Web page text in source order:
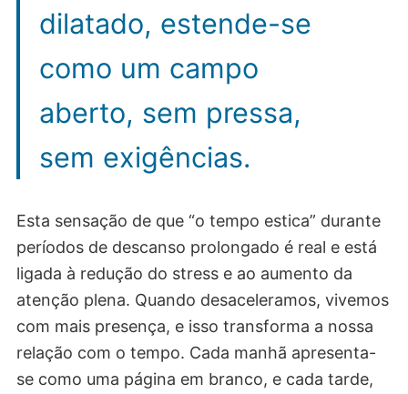
dilatado, estende-se
como um campo
aberto, sem pressa,
sem exigências.
Esta sensação de que “o tempo estica” durante
períodos de descanso prolongado é real e está
ligada à redução do stress e ao aumento da
atenção plena. Quando desaceleramos, vivemos
com mais presença, e isso transforma a nossa
relação com o tempo. Cada manhã apresenta-
se como uma página em branco, e cada tarde,